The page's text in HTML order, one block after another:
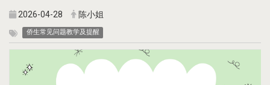
2026-04-28 陈小姐
侨生常见问题教学及提醒